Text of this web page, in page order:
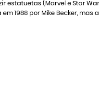
estatuetas (Marvel e Star
1988 por Mike Becker, mas